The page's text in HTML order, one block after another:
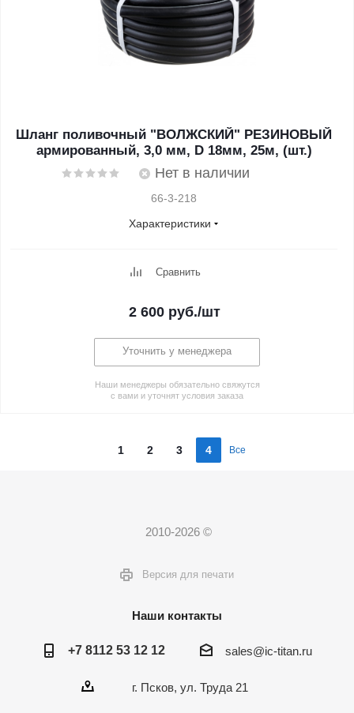
Шланг поливочный "ВОЛЖСКИЙ" РЕЗИНОВЫЙ
армированный, 3,0 мм, D 18мм, 25м, (шт.)
Нет в наличии
66-3-218
Характеристики
Сравнить
2 600руб./шт
Уточнить у менеджера
Наши менеджеры обязательно свяжутся
с вами и уточнят условия заказа
1 2 3 4 Все
2010-2026 ©
Версия для печати
Наши контакты
+7 8112 53 12 12 sales@ic-titan.ru
г. Псков, ул. Труда 21